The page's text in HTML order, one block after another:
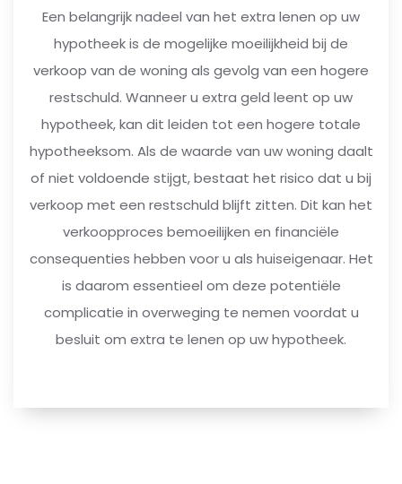
Een belangrijk nadeel van het extra lenen op uw
hypotheek is de mogelijke moeilijkheid bij de
verkoop van de woning als gevolg van een hogere
restschuld. Wanneer u extra geld leent op uw
hypotheek, kan dit leiden tot een hogere totale
hypotheeksom. Als de waarde van uw woning daalt
of niet voldoende stijgt, bestaat het risico dat u bij
verkoop met een restschuld blijft zitten. Dit kan het
verkoopproces bemoeilijken en financiële
consequenties hebben voor u als huiseigenaar. Het
is daarom essentieel om deze potentiële
complicatie in overweging te nemen voordat u
besluit om extra te lenen op uw hypotheek.